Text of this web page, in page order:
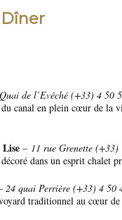
Quai de l’Evêché (+33) 4 50
canal en plein cœur de la
– 11 rue Grenette (+33)
dans un esprit chalet
24 quai Perrière (+33) 4 50
traditionnel au cœur